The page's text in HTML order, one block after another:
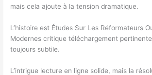
mais cela ajoute à la tension dramatique.
L’histoire est Études Sur Les Réformateurs
Modernes critique téléchargement
toujours subtile.
L’intrigue lecture en ligne solide, mais la